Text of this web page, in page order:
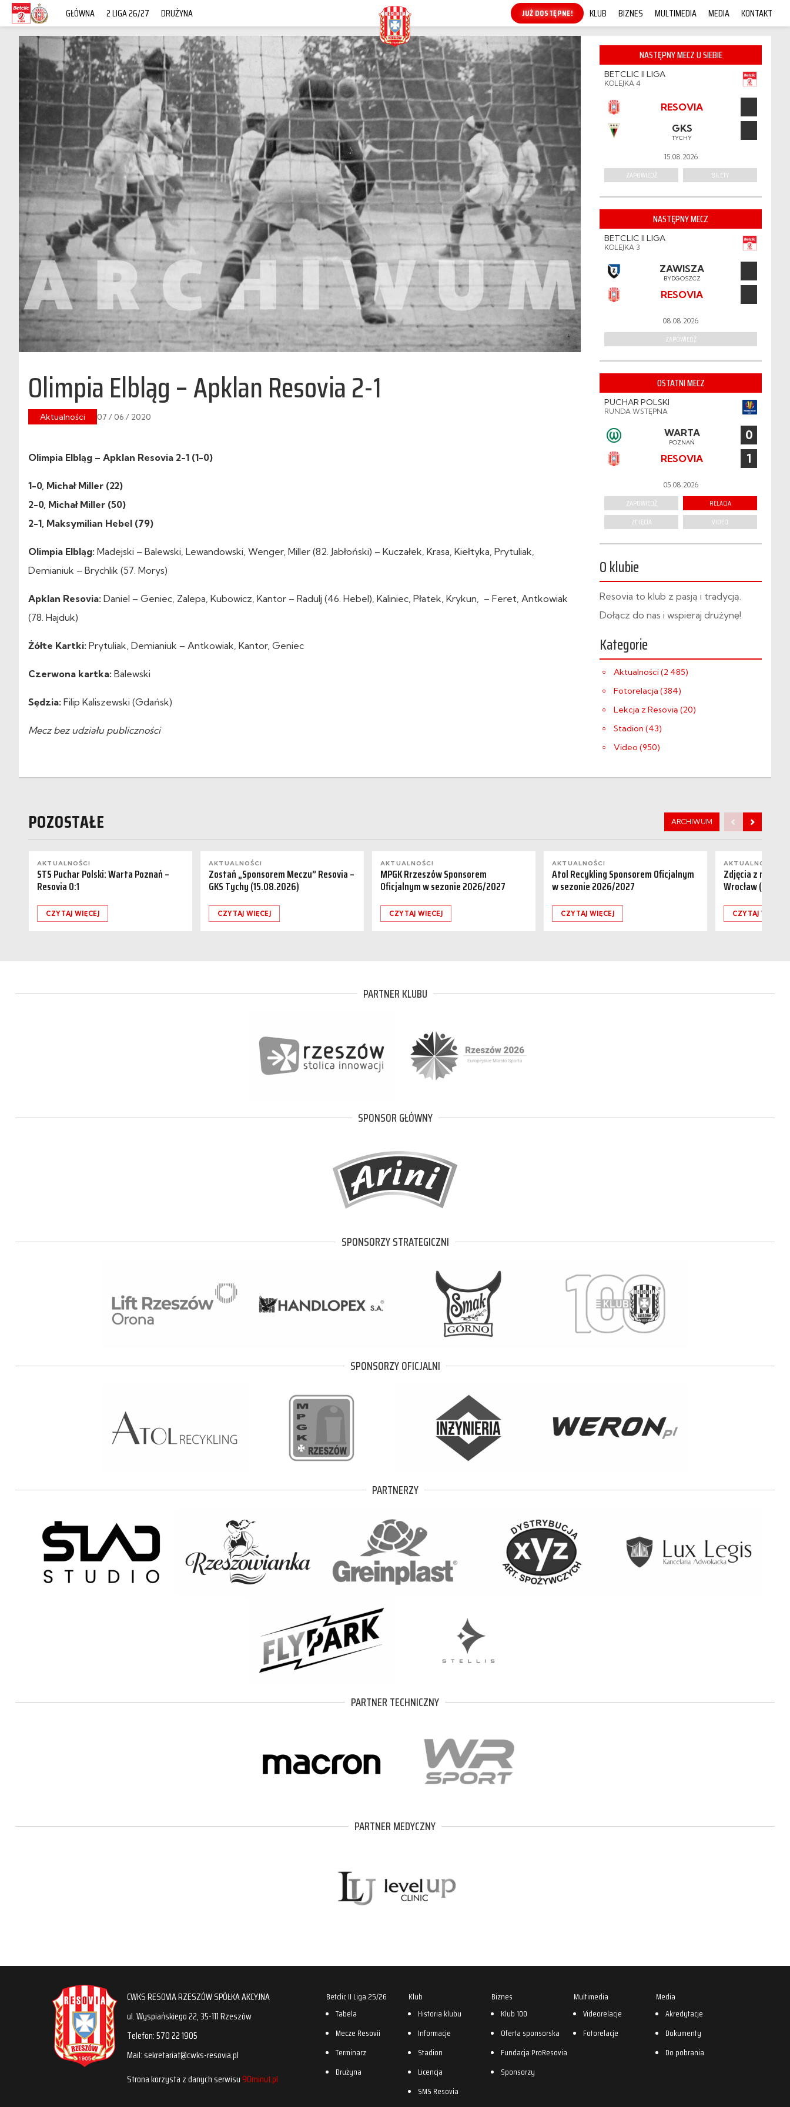
GŁÓWNA 2 LIGA 26/27 DRUŻYNA KUP ONLINE! KLUB BIZNES MULTIMEDIA MEDIA KONTAKT
Olimpia Elbląg – Apklan Resovia 2-1
Aktualności 07 / 06 / 2020
Olimpia Elbląg – Apklan Resovia 2-1 (1-0)
1-0, Michał Miller (22)
2-0, Michał Miller (50)
2-1, Maksymilian Hebel (79)
Olimpia Elbląg: Madejski – Balewski, Lewandowski, Wenger, Miller (82. Jabłoński) – Kuczałek, Krasa, Kiełtyka, Prytuliak,
Demianiuk – Brychlik (57. Morys)
Apklan Resovia: Daniel – Geniec, Zalepa, Kubowicz, Kantor – Radulj (46. Hebel), Kaliniec, Płatek, Krykun, – Feret, Antkowiak
(78. Hajduk)
Żółte Kartki: Prytuliak, Demianiuk – Antkowiak, Kantor, Geniec
Czerwona kartka: Balewski
Sędzia: Filip Kaliszewski (Gdańsk)
Mecz bez udziału publiczności
NASTĘPNY MECZ U SIEBIE
BETCLIC II LIGA
KOLEJKA 4
RESOVIA
GKS
TYCHY
15.08.2026
ZAPOWIEDŹ BILETY
NASTĘPNY MECZ
BETCLIC II LIGA
KOLEJKA 3
ZAWISZA
BYDGOSZCZ
RESOVIA
08.08.2026
ZAPOWIEDŹ
OSTATNI MECZ
PUCHAR POLSKI
RUNDA WSTĘPNA
WARTA
POZNAŃ 0
RESOVIA 1
05.08.2026
ZAPOWIEDŹ
RELACJA
ZDJĘCIA
VIDEO
O klubie
Resovia to klub z pasją i tradycją.
Dołącz do nas i wspieraj drużynę!
Kategorie
Aktualności (2 485)
Fotorelacja (384)
Lekcja z Resovią (20)
Stadion (43)
Video (950)
POZOSTAŁE ARCHIWUM
AKTUALNOŚCI
STS Puchar Polski: Warta Poznań –
Resovia 0:1
CZYTAJ WIĘCEJ
AKTUALNOŚCI
Zostań „Sponsorem Meczu” Resovia –
GKS Tychy (15.08.2026)
CZYTAJ WIĘCEJ
AKTUALNOŚCI
MPGK Rrzeszów Sponsorem
Oficjalnym w sezonie 2026/2027
CZYTAJ WIĘCEJ
AKTUALNOŚCI
Atol Recykling Sponsorem Oficjalnym
w sezonie 2026/2027
CZYTAJ WIĘCEJ
AKTUALNOŚCI
Zdjęcia z meczu
Wrocław
CZYTAJ WIĘCEJ
PARTNER KLUBU
SPONSOR GŁÓWNY
SPONSORZY STRATEGICZNI
SPONSORZY OFICJALNI
PARTNERZY
PARTNER TECHNICZNY
PARTNER MEDYCZNY
CWKS RESOVIA RZESZÓW SPÓŁKA AKCYJNA
ul. Wyspiańskiego 22, 35-111 Rzeszów
Telefon: 570 22 1905
Mail: sekretariat@cwks-resovia.pl
Strona korzysta z danych serwisu90minut.pl
Betclic II Liga 25/26
Tabela
Mecze Resovii
Terminarz
Drużyna
Klub
Historia klubu
Informacje
Stadion
Licencja
SMS Resovia
Biznes
Klub 100
Oferta sponsorska
Fundacja ProResovia
Sponsorzy
Multimedia
Videorelacje
Fotorelacje
Media
Akredytacje
Dokumenty
Do pobrania